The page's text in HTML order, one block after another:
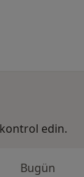
edin.
Bugün